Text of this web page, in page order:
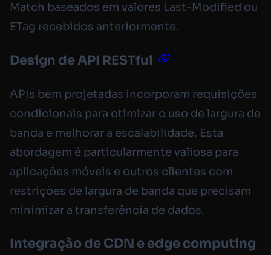
Match baseados em valores Last-Modified ou
ETag recebidos anteriormente.
Design de API RESTful
APIs bem projetadas incorporam requisições
condicionais para otimizar o uso de largura de
banda e melhorar a escalabilidade. Esta
abordagem é particularmente valiosa para
aplicações móveis e outros clientes com
restrições de largura de banda que precisam
minimizar a transferência de dados.
Integração de CDN e edge computing